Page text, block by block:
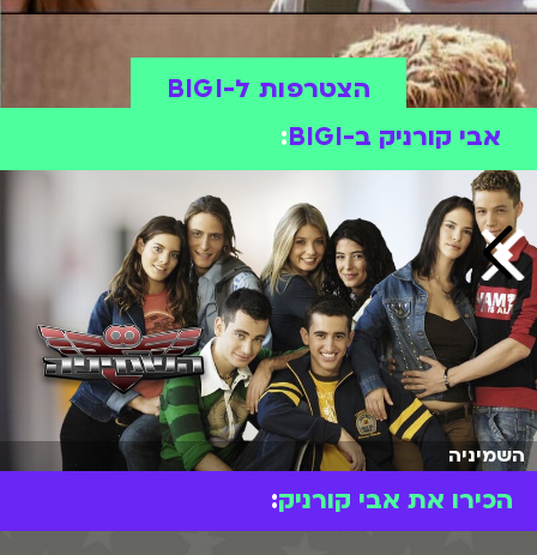
הצטרפות ל-BIGI
אבי קורניק ב-BIGI
:
השמיניה
הכירו את אבי קורניק: